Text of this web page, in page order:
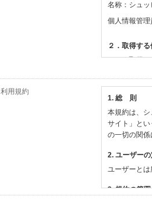
名称：シュ
個人情報管
２．取得す
（１）取得す
・必須登録
・任意登録：
【当社サー
・お支払い
・法律上の要
・
撮影機材や機
・当社ウェ
【外部サー
利用規約
1. 総 則
本規約は、
サイト」と
の一切の関係
2. ユーザー
ユーザーとは
3. 規約の範
1) 本規約は